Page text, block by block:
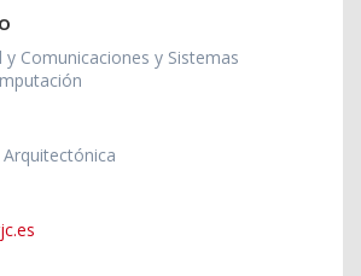
y Comunicaciones y Sistemas